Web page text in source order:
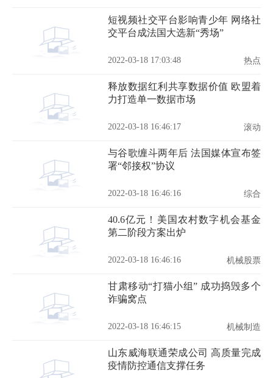
短视频社交平台影响青少年 网络社
交平台成法国大选新“秀场”
2022-03-18 17:03:48 热点
释放数据红利共享数据价值 欧盟着
力打造单一数据市场
2022-03-18 16:46:17 滚动
与谷歌缠斗两年后 法国媒体宣布签
署“邻接权”协议
2022-03-18 16:46:16 综合
40.6亿元！美国农村数字机会基金
第二阶段方案出炉
2022-03-18 16:46:16 机械股票
甘肃移动“打猫小组” 成功捣毁多个
诈骗窝点
2022-03-18 16:46:15 机械制造
山东威海联通荣成公司 高质量完成
疫情防控通信支撑任务